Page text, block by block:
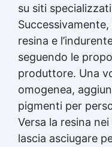
su siti
resina e
seguendo le
produttore. Una
omogenea,
pigmenti per
Versa la resina
lascia asciugare